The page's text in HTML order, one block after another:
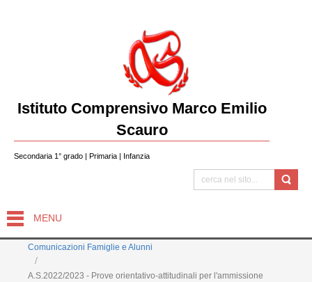
Istituto Comprensivo Marco Emilio
Scauro
Secondaria 1° grado | Primaria | Infanzia
MENU
Comunicazioni Famiglie e Alunni
A.S.2022/2023 - Prove orientativo-attitudinali per l'ammissione